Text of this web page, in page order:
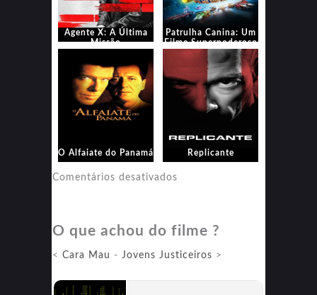
Agente X: A Última
Missão
Patrulha Canina: Um
Filme Superpoderoso
O Alfaiate do Panamá Replicante
Comentários desativados
O que achou do filme ?
< Cara Mau - Jovens Justiceiros >